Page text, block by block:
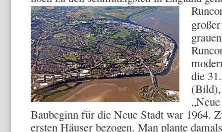
die
Baubeginn für die Neue Stadt war 1964.
ersten Häuser bezogen. Man plante